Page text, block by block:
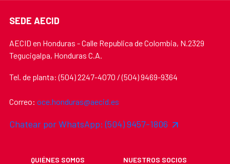
SEDE AECID
AECID en Honduras - Calle Republica de Colombia, N.2329
Tegucigalpa, Honduras C.A.
Tel. de planta: (504) 2247-4070 / (504) 9469-9364
Correo: oce.honduras@aecid.es
Chatear por WhatsApp: (504) 9457-1806
QUIÉNES SOMOS NUESTROS SOCIOS